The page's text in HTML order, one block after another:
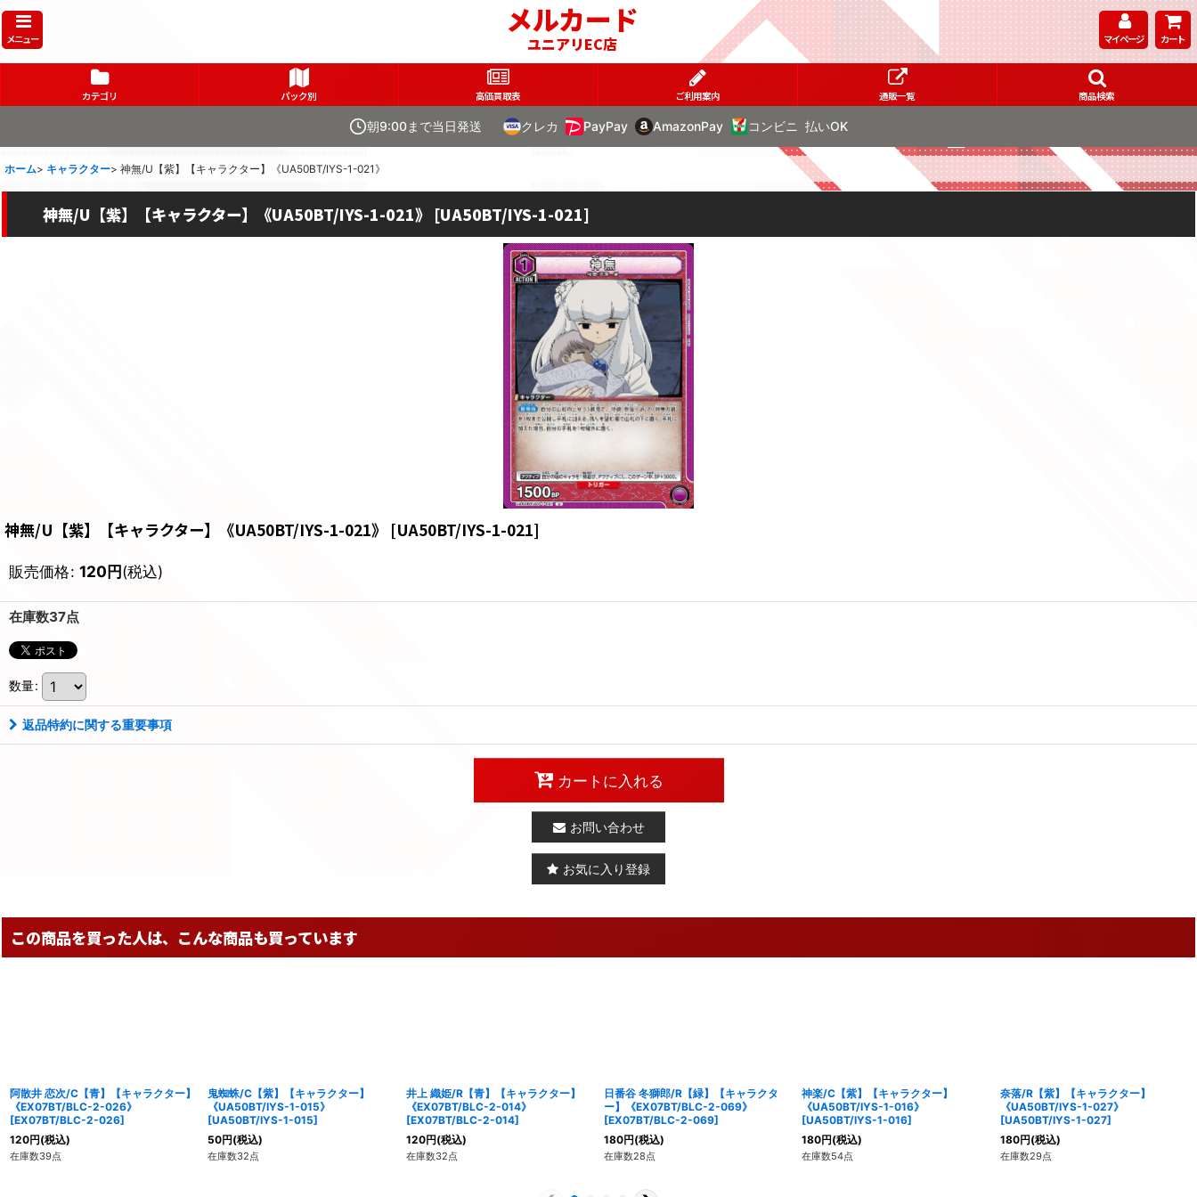
メニュー メルカード
ユニアリEC店 マイページ カート
カテゴリ パック別 高価買取表 ご利用案内 通販一覧 商品検索
朝9:00まで当日発送 クレカ PayPay AmazonPay コンビニ 払いOK
ホーム> キャラクター> 神無/U【紫】【キャラクター】《UA50BT/IYS-1-021》
神無/U【紫】【キャラクター】《UA50BT/IYS-1-021》 [UA50BT/IYS-1-021]
神無/U【紫】【キャラクター】《UA50BT/IYS-1-021》 [UA50BT/IYS-1-021]
販売価格: 120円(税込)
在庫数37点
数量:
返品特約に関する重要事項
カートに入れる
お問い合わせ
お気に入り登録
この商品を買った人は、こんな商品も買っています
阿散井 恋次/C【青】【キャラクター】
《EX07BT/BLC-2-026》
[EX07BT/BLC-2-026]
120円(税込)
在庫数39点
鬼蜘蛛/C【紫】【キャラクター】
《UA50BT/IYS-1-015》
[UA50BT/IYS-1-015]
50円(税込)
在庫数32点
井上 織姫/R【青】【キャラクター】
《EX07BT/BLC-2-014》
[EX07BT/BLC-2-014]
120円(税込)
在庫数32点
日番谷 冬獅郎/R【緑】【キャラクタ
ー】《EX07BT/BLC-2-069》
[EX07BT/BLC-2-069]
180円(税込)
在庫数28点
神楽/C【紫】【キャラクター】
《UA50BT/IYS-1-016》
[UA50BT/IYS-1-016]
180円(税込)
在庫数54点
奈落/R【紫】【キャラクター】
《UA50BT/IYS-1-027》
[UA50BT/IYS-1-027]
180円(税込)
在庫数29点